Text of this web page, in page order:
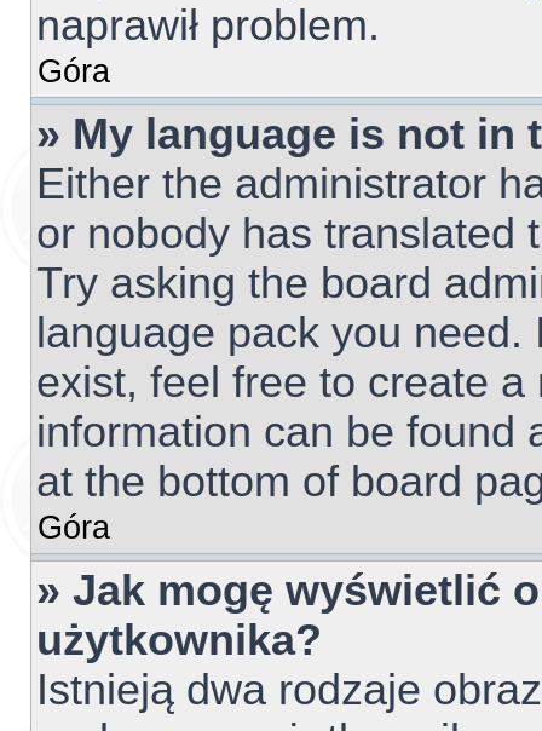
naprawił problem.
Góra
» My language is not in
Either the administrator
or nobody has translated
Try asking the board
language pack you
exist, feel free to create
information can be found
at the bottom of board
Góra
» Jak mogę wyświetlić
użytkownika?
Istnieją dwa rodzaje